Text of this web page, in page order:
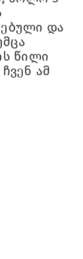
და
წილი
ამ